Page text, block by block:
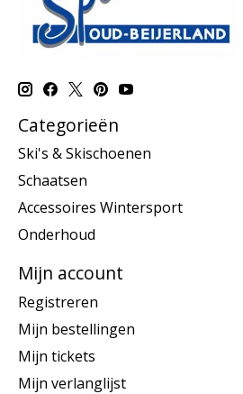
Categorieën
Ski's & Skischoenen
Schaatsen
Accessoires Wintersport
Onderhoud
Mijn account
Registreren
Mijn bestellingen
Mijn tickets
Mijn verlanglijst